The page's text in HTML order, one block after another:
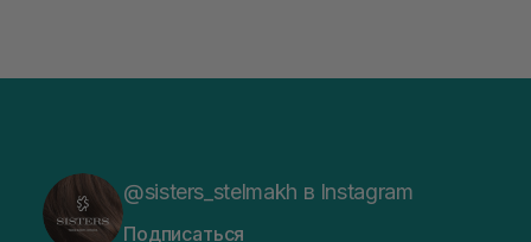
@sisters_stelmakh в Instagram
Подписаться